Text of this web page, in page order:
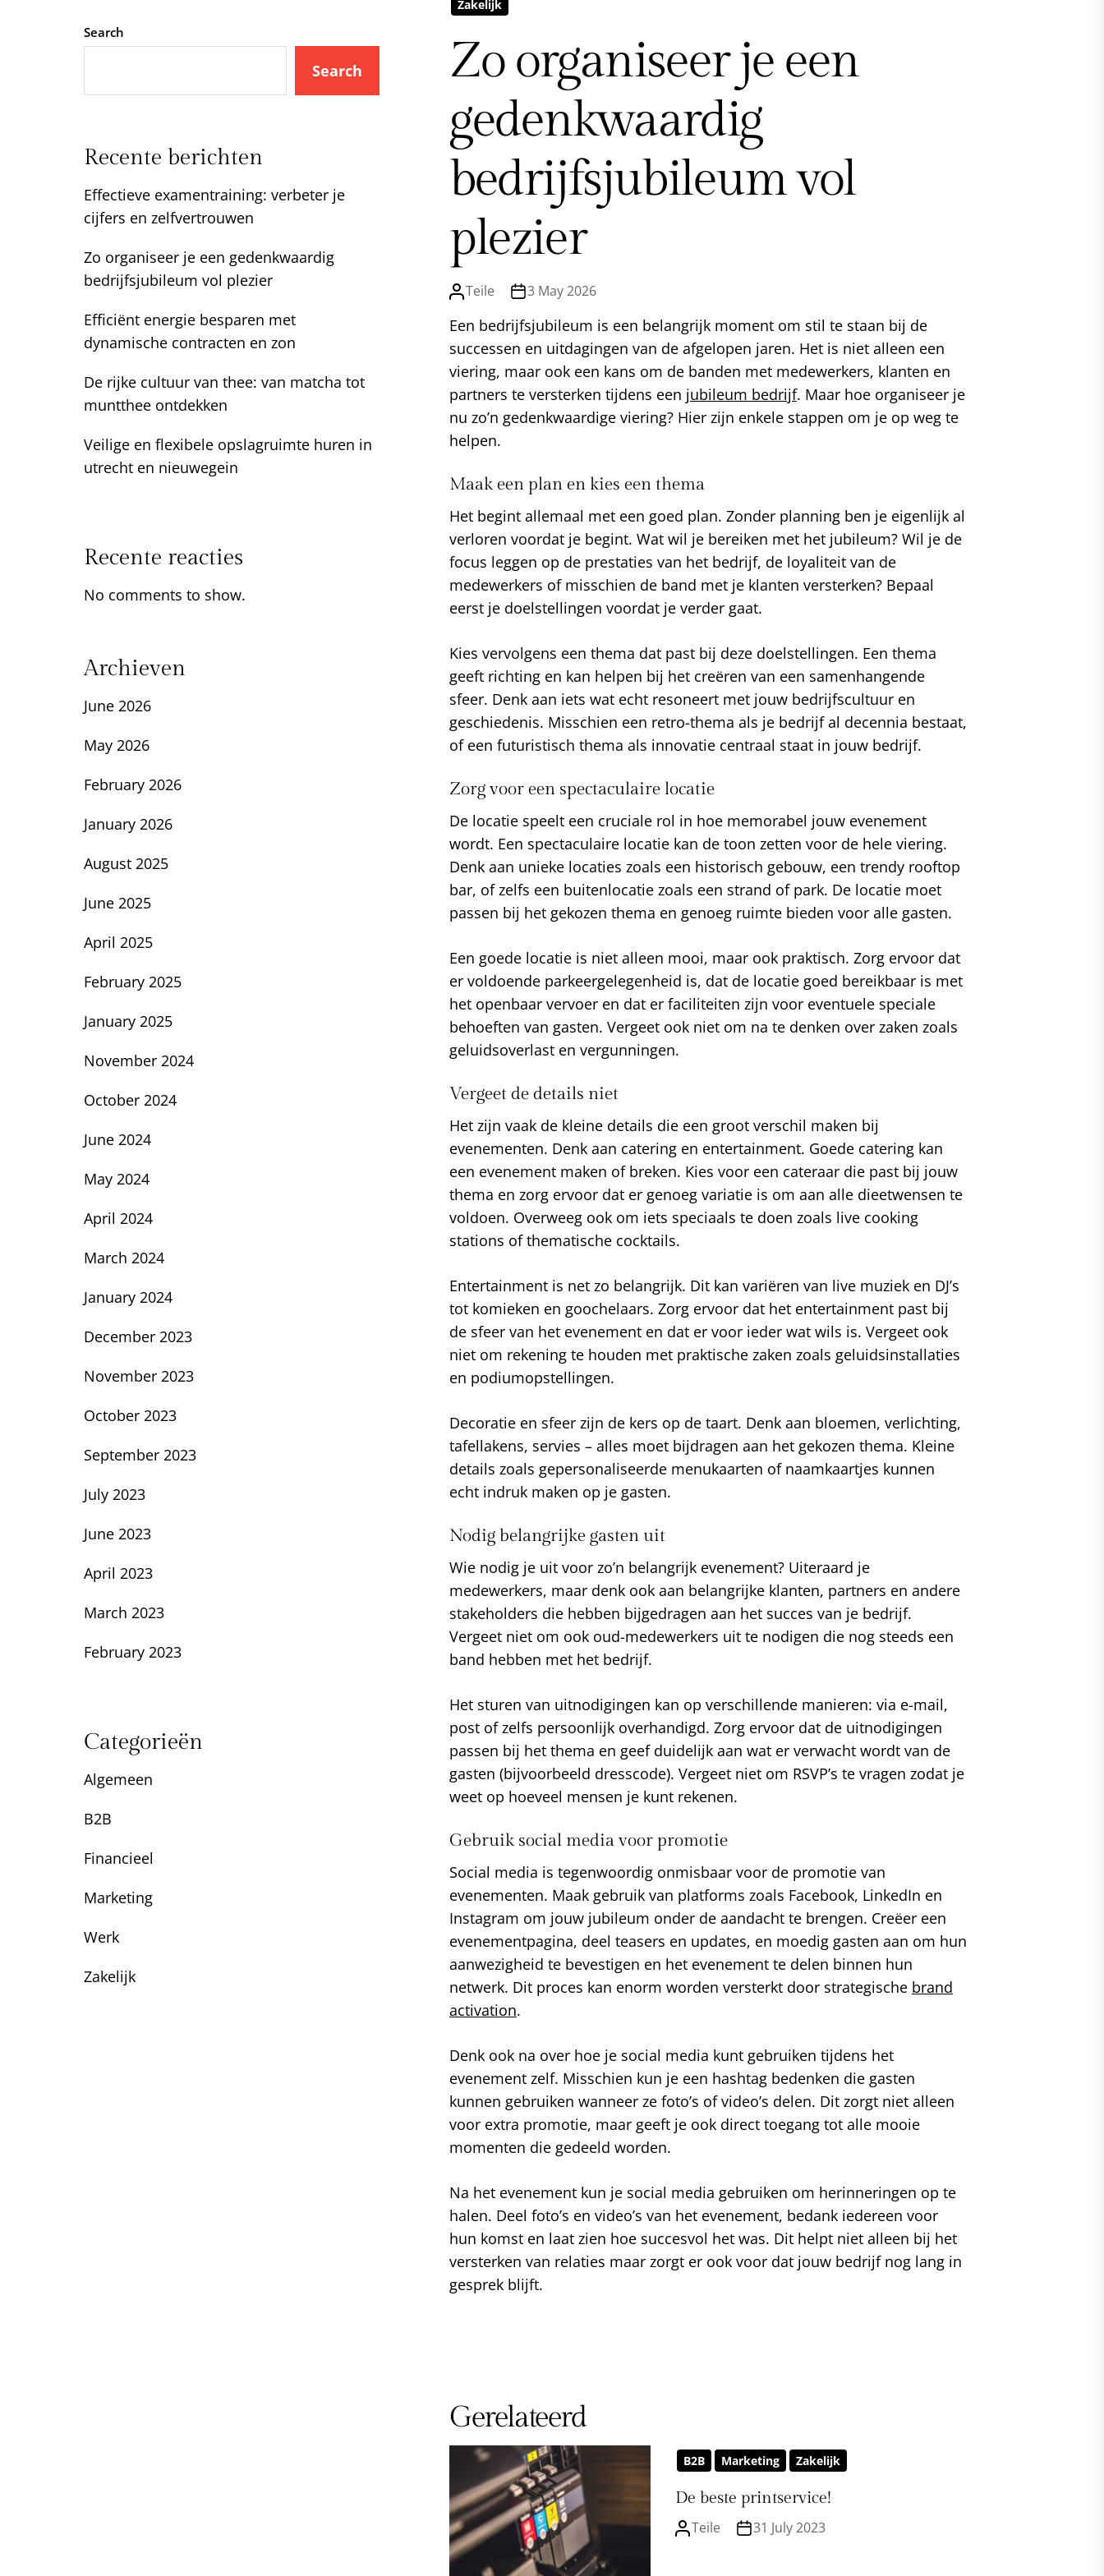
Zakelijk
Zo organiseer je een
gedenkwaardig
bedrijfsjubileum vol
plezier
Teile 3 May 2026
Een bedrijfsjubileum is een belangrijk moment om stil te staan bij de
successen en uitdagingen van de afgelopen jaren. Het is niet alleen een
viering, maar ook een kans om de banden met medewerkers, klanten en
partners te versterken tijdens een jubileum bedrijf. Maar hoe organiseer je
nu zo’n gedenkwaardige viering? Hier zijn enkele stappen om je op weg te
helpen.
Maak een plan en kies een thema
Het begint allemaal met een goed plan. Zonder planning ben je eigenlijk al
verloren voordat je begint. Wat wil je bereiken met het jubileum? Wil je de
focus leggen op de prestaties van het bedrijf, de loyaliteit van de
medewerkers of misschien de band met je klanten versterken? Bepaal
eerst je doelstellingen voordat je verder gaat.
Kies vervolgens een thema dat past bij deze doelstellingen. Een thema
geeft richting en kan helpen bij het creëren van een samenhangende
sfeer. Denk aan iets wat echt resoneert met jouw bedrijfscultuur en
geschiedenis. Misschien een retro-thema als je bedrijf al decennia bestaat,
of een futuristisch thema als innovatie centraal staat in jouw bedrijf.
Zorg voor een spectaculaire locatie
De locatie speelt een cruciale rol in hoe memorabel jouw evenement
wordt. Een spectaculaire locatie kan de toon zetten voor de hele viering.
Denk aan unieke locaties zoals een historisch gebouw, een trendy rooftop
bar, of zelfs een buitenlocatie zoals een strand of park. De locatie moet
passen bij het gekozen thema en genoeg ruimte bieden voor alle gasten.
Een goede locatie is niet alleen mooi, maar ook praktisch. Zorg ervoor dat
er voldoende parkeergelegenheid is, dat de locatie goed bereikbaar is met
het openbaar vervoer en dat er faciliteiten zijn voor eventuele speciale
behoeften van gasten. Vergeet ook niet om na te denken over zaken zoals
geluidsoverlast en vergunningen.
Vergeet de details niet
Het zijn vaak de kleine details die een groot verschil maken bij
evenementen. Denk aan catering en entertainment. Goede catering kan
een evenement maken of breken. Kies voor een cateraar die past bij jouw
thema en zorg ervoor dat er genoeg variatie is om aan alle dieetwensen te
voldoen. Overweeg ook om iets speciaals te doen zoals live cooking
stations of thematische cocktails.
Entertainment is net zo belangrijk. Dit kan variëren van live muziek en DJ’s
tot komieken en goochelaars. Zorg ervoor dat het entertainment past bij
de sfeer van het evenement en dat er voor ieder wat wils is. Vergeet ook
niet om rekening te houden met praktische zaken zoals geluidsinstallaties
en podiumopstellingen.
Decoratie en sfeer zijn de kers op de taart. Denk aan bloemen, verlichting,
tafellakens, servies – alles moet bijdragen aan het gekozen thema. Kleine
details zoals gepersonaliseerde menukaarten of naamkaartjes kunnen
echt indruk maken op je gasten.
Nodig belangrijke gasten uit
Wie nodig je uit voor zo’n belangrijk evenement? Uiteraard je
medewerkers, maar denk ook aan belangrijke klanten, partners en andere
stakeholders die hebben bijgedragen aan het succes van je bedrijf.
Vergeet niet om ook oud-medewerkers uit te nodigen die nog steeds een
band hebben met het bedrijf.
Het sturen van uitnodigingen kan op verschillende manieren: via e-mail,
post of zelfs persoonlijk overhandigd. Zorg ervoor dat de uitnodigingen
passen bij het thema en geef duidelijk aan wat er verwacht wordt van de
gasten (bijvoorbeeld dresscode). Vergeet niet om RSVP’s te vragen zodat je
weet op hoeveel mensen je kunt rekenen.
Gebruik social media voor promotie
Social media is tegenwoordig onmisbaar voor de promotie van
evenementen. Maak gebruik van platforms zoals Facebook, LinkedIn en
Instagram om jouw jubileum onder de aandacht te brengen. Creëer een
evenementpagina, deel teasers en updates, en moedig gasten aan om hun
aanwezigheid te bevestigen en het evenement te delen binnen hun
netwerk. Dit proces kan enorm worden versterkt door strategische brand
activation.
Denk ook na over hoe je social media kunt gebruiken tijdens het
evenement zelf. Misschien kun je een hashtag bedenken die gasten
kunnen gebruiken wanneer ze foto’s of video’s delen. Dit zorgt niet alleen
voor extra promotie, maar geeft je ook direct toegang tot alle mooie
momenten die gedeeld worden.
Na het evenement kun je social media gebruiken om herinneringen op te
halen. Deel foto’s en video’s van het evenement, bedank iedereen voor
hun komst en laat zien hoe succesvol het was. Dit helpt niet alleen bij het
versterken van relaties maar zorgt er ook voor dat jouw bedrijf nog lang in
gesprek blijft.
Gerelateerd
B2B Marketing Zakelijk
De beste printservice!
Teile 31 July 2023
Search
Search
Recente berichten
Effectieve examentraining: verbeter je
cijfers en zelfvertrouwen
Zo organiseer je een gedenkwaardig
bedrijfsjubileum vol plezier
Efficiënt energie besparen met
dynamische contracten en zon
De rijke cultuur van thee: van matcha tot
muntthee ontdekken
Veilige en flexibele opslagruimte huren in
utrecht en nieuwegein
Recente reacties
No comments to show.
Archieven
June 2026
May 2026
February 2026
January 2026
August 2025
June 2025
April 2025
February 2025
January 2025
November 2024
October 2024
June 2024
May 2024
April 2024
March 2024
January 2024
December 2023
November 2023
October 2023
September 2023
July 2023
June 2023
April 2023
March 2023
February 2023
Categorieën
Algemeen
B2B
Financieel
Marketing
Werk
Zakelijk